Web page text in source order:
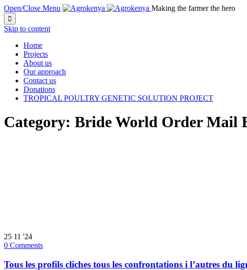
Open/Close Menu Making the farmer the hero

Skip to content
Home
Projects
About us
Our approach
Contact us
Donations
TROPICAL POULTRY GENETIC SOLUTION PROJECT
Category: Bride World Order Mail
25 11 '24
0 Comments
Tous les profils cliches tous les confrontations i l’autres du